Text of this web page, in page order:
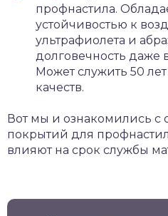
профнастила.
устойчивостью к
ультрафиолета и
долговечность даже
Может служить 50
качеств.
Вот мы и ознакомились
покрытий для
влияют на срок службы